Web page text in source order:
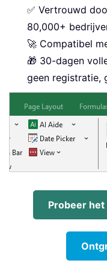
✅ Vertrouwd
80,000+
🚀 Compatibel
🎁 30-dagen
geen registratie,
Probeer het